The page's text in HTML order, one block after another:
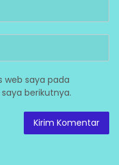
web saya pada
berikutnya.